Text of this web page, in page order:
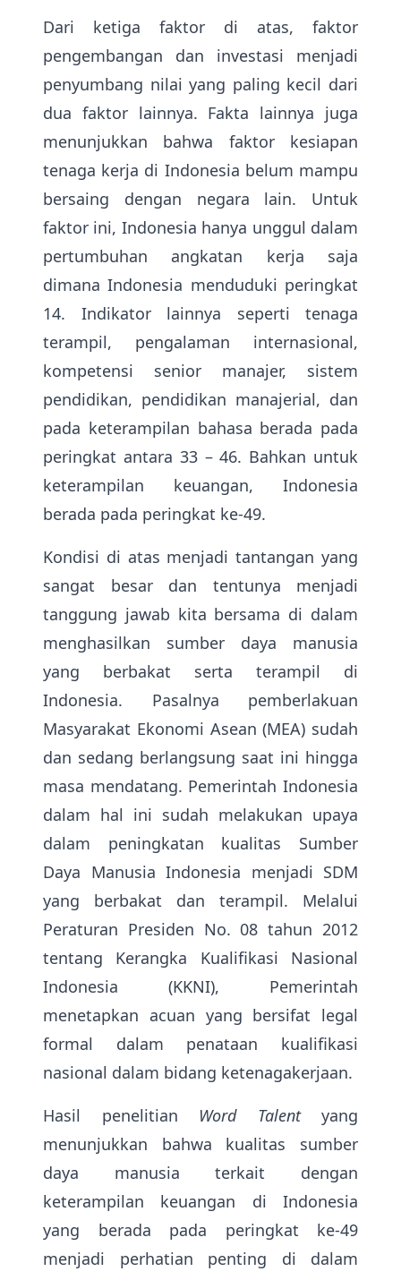
Dari ketiga faktor di atas, faktor
pengembangan dan investasi menjadi
penyumbang nilai yang paling kecil dari
dua faktor lainnya. Fakta lainnya juga
menunjukkan bahwa faktor kesiapan
tenaga kerja di Indonesia belum mampu
bersaing dengan negara lain. Untuk
faktor ini, Indonesia hanya unggul dalam
pertumbuhan angkatan kerja saja
dimana Indonesia menduduki peringkat
14. Indikator lainnya seperti tenaga
terampil, pengalaman internasional,
kompetensi senior manajer, sistem
pendidikan, pendidikan manajerial, dan
pada keterampilan bahasa berada pada
peringkat antara 33 – 46. Bahkan untuk
keterampilan keuangan, Indonesia
berada pada peringkat ke-49.
Kondisi di atas menjadi tantangan yang
sangat besar dan tentunya menjadi
tanggung jawab kita bersama di dalam
menghasilkan sumber daya manusia
yang berbakat serta terampil di
Indonesia. Pasalnya pemberlakuan
Masyarakat Ekonomi Asean (MEA) sudah
dan sedang berlangsung saat ini hingga
masa mendatang. Pemerintah Indonesia
dalam hal ini sudah melakukan upaya
dalam peningkatan kualitas Sumber
Daya Manusia Indonesia menjadi SDM
yang berbakat dan terampil. Melalui
Peraturan Presiden No. 08 tahun 2012
tentang Kerangka Kualifikasi Nasional
Indonesia (KKNI), Pemerintah
menetapkan acuan yang bersifat legal
formal dalam penataan kualifikasi
nasional dalam bidang ketenagakerjaan.
Hasil penelitian Word Talentyang
menunjukkan bahwa kualitas sumber
daya manusia terkait dengan
keterampilan keuangan di Indonesia
yang berada pada peringkat ke-49
menjadi perhatian penting di dalam